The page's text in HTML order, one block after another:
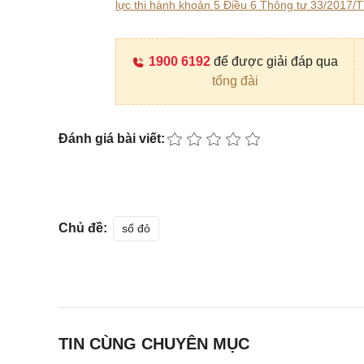
lực thi hành khoản 5 Điều 6 Thông tư 33/2017/
1900 6192 để được giải đáp qua
tổng đài
Đánh giá bài viết:
Chủ đề: sổ đỏ
TIN CÙNG CHUYÊN MỤC